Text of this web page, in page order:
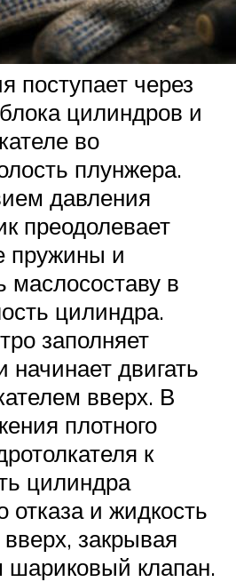
поступает через
цилиндров и
во
плунжера.
давления
преодолевает
пружины и
маслосоставу в
цилиндра.
заполняет
начинает двигать
вверх. В
плотного
к
цилиндра
отказа и жидкость
закрывая
шариковый клапан.